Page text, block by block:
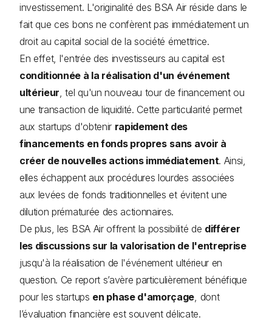
investissement. L'originalité des BSA Air réside dans le
fait que ces bons ne confèrent pas immédiatement un
droit au capital social de la société émettrice.
En effet, l'entrée des investisseurs au capital est
conditionnée à la réalisation d'un événement
ultérieur, tel qu'un nouveau tour de financement ou
une transaction de liquidité. Cette particularité permet
aux startups d'obtenir rapidement des
financements en fonds propres sans avoir à
créer de nouvelles actions immédiatement. Ainsi,
elles échappent aux procédures lourdes associées
aux levées de fonds traditionnelles et évitent une
dilution prématurée des actionnaires.
De plus, les BSA Air offrent la possibilité de différer
les discussions sur la valorisation de l'entreprise
jusqu'à la réalisation de l'événement ultérieur en
question. Ce report s’avère particulièrement bénéfique
pour les startups en phase d'amorçage, dont
l’évaluation financière est souvent délicate.